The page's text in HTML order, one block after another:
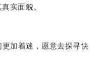
实面貌。
加着迷，愿意去探寻快